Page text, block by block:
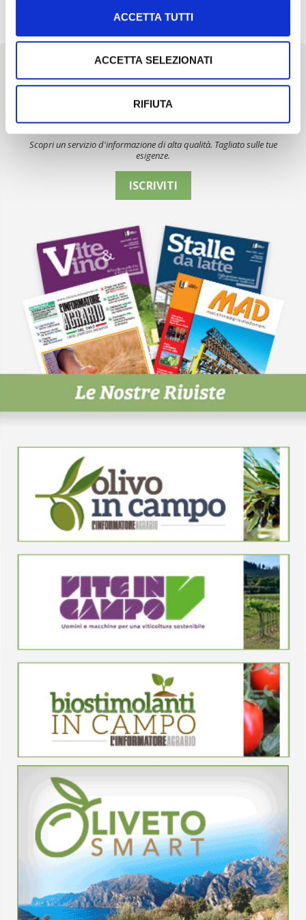
ACCETTA TUTTI
ACCETTA SELEZIONATI
RIFIUTA
Newsletter
Scopri un servizio d'informazione di alta qualità. Tagliato sulle tue
esigenze.
ISCRIVITI